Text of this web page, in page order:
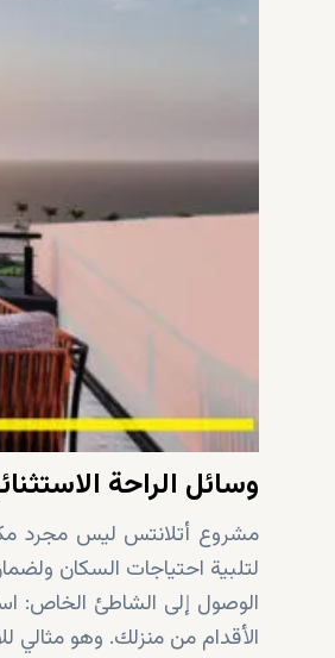
وسائل الراحة
مشروع أتلانتس ليس مجرد
لتلبية احتياجات السكان
الوصول إلى الشاطئ الخاص:
الأقدام من منزلك. وهو مثالي